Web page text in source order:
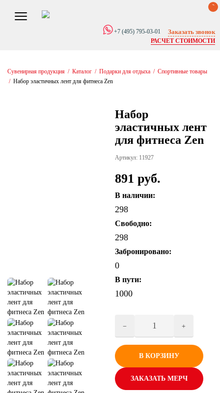
0
+7 (495) 795-03-01 Заказать звонок
РАСЧЕТ СТОИМОСТИ
Сувенирная продукция / Каталог / Подарки для отдыха / Спортивные товары
/ Набор эластичных лент для фитнеса Zen
Набор
эластичных лент
для фитнеса Zen
Артикул: 11927
891 руб.
В наличии:
298
Свободно:
298
Забронировано:
0
В пути:
1000
В КОРЗИНУ
ЗАКАЗАТЬ МЕРЧ